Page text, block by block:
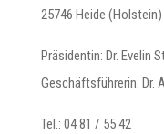
25746 Heide (Holstein)
Präsidentin: Dr. Evelin
Geschäftsführerin: Dr.
Tel.: 04 81 / 55 42